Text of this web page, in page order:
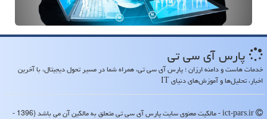
پارس آی سی تی
خدمات هاست و دامنه ارزان ؛ پارس آی سی تی، همراه شما در مسیر تحول دیجیتال، با آخرین
اخبار، تحلیل‌ها و آموزش‌های دنیای IT
ict-pars.ir - مالکیت معنوی سایت پارس آی سی تی متعلق به مالکین آن می باشد (1396 -